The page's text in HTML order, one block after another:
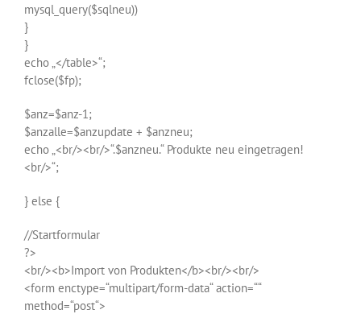
mysql_query($sqlneu))
}
}
echo „</table>“;
fclose($fp);
$anz=$anz-1;
$anzalle=$anzupdate + $anzneu;
echo „<br/><br/>“.$anzneu.“ Produkte neu eingetragen!
<br/>“;
} else {
//Startformular
?>
<br/><b>Import von Produkten</b><br/><br/>
<form enctype=“multipart/form-data“ action=““
method=“post“>